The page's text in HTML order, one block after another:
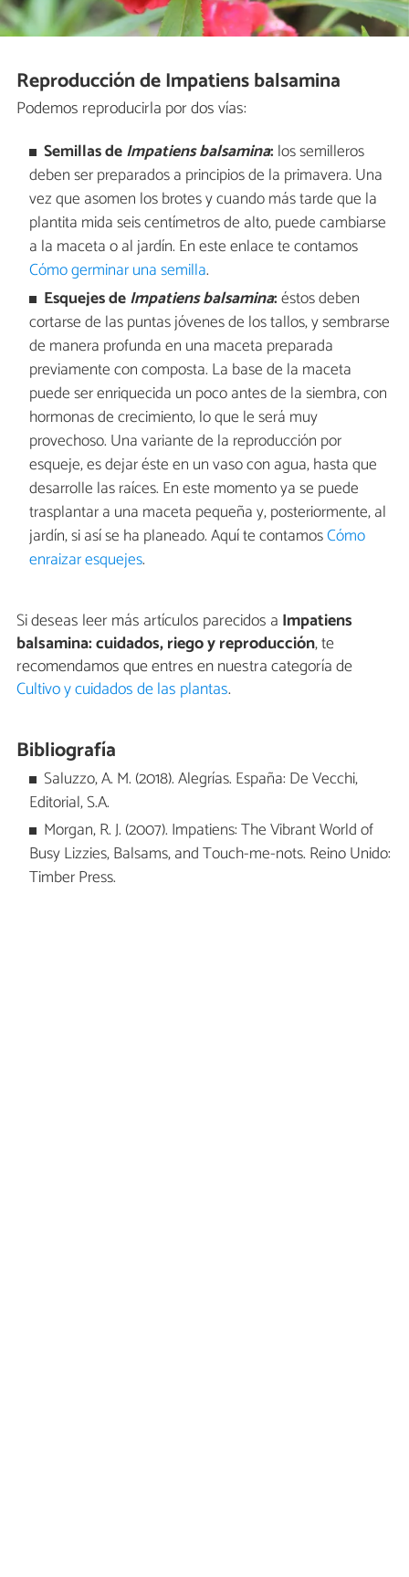
Reproducción de Impatiens balsamina
Podemos reproducirla por dos vías:
Semillas deImpatiens balsamina: los semilleros
deben ser preparados a principios de la primavera. Una
vez que asomen los brotes y cuando más tarde que la
plantita mida seis centímetros de alto, puede cambiarse
a la maceta o al jardín. En este enlace te contamos
Cómo germinar una semilla.
Esquejes deImpatiens balsamina:éstos deben
cortarse de las puntas jóvenes de los tallos, y sembrarse
de manera profunda en una maceta preparada
previamente con composta. La base de la maceta
puede ser enriquecida un poco antes de la siembra, con
hormonas de crecimiento, lo que le será muy
provechoso. Una variante de la reproducción por
esqueje, es dejar éste en un vaso con agua, hasta que
desarrolle las raíces. En este momento ya se puede
trasplantar a una maceta pequeña y, posteriormente, al
jardín, si así se ha planeado. Aquí te contamosCómo
enraizar esquejes.
Si deseas leer más artículos parecidos a Impatiens
balsamina: cuidados, riego y reproducción, te
recomendamos que entres en nuestra categoría de
Cultivo y cuidados de las plantas.
Bibliografía
Saluzzo, A. M. (2018). Alegrías. España: De Vecchi,
Editorial, S.A.
Morgan, R. J. (2007). Impatiens: The Vibrant World of
Busy Lizzies, Balsams, and Touch-me-nots. Reino Unido:
Timber Press.